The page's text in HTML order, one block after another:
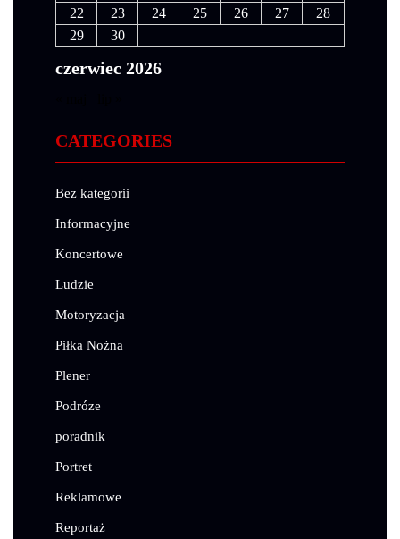
czerwiec 2026
22
23 24 25 26 27
28
29
30
CATEGORIES
Bez kategorii
Informacyjne
Koncertowe
Ludzie
Motoryzacja
Piłka Nożna
Plener
Podróze
poradnik
Portret
Reklamowe
Reportaż